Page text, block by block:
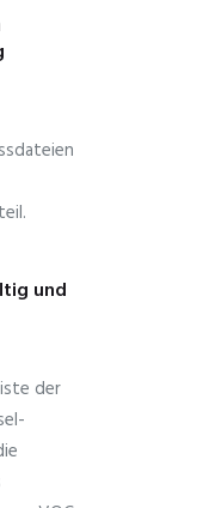
und
der